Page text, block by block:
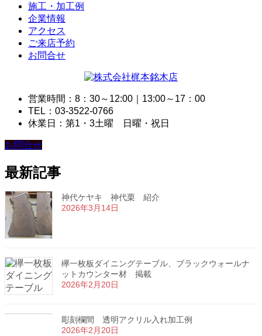
施工・加工例
企業情報
アクセス
ご来店予約
お問合せ
営業時間：8：30～12:00｜13:00～17：00
TEL：03-3522-0766
休業日：第1・3土曜 日曜・祝日
お問合せ
最新記事
神代ケヤキ 神代栗 紹介
2026年3月14日
欅一枚板ダイニングテーブル、ブラックウォールナ
ットカウンター材 掲載
2026年2月20日
彫刻欄間 透明アクリル入れ加工例
2026年2月20日